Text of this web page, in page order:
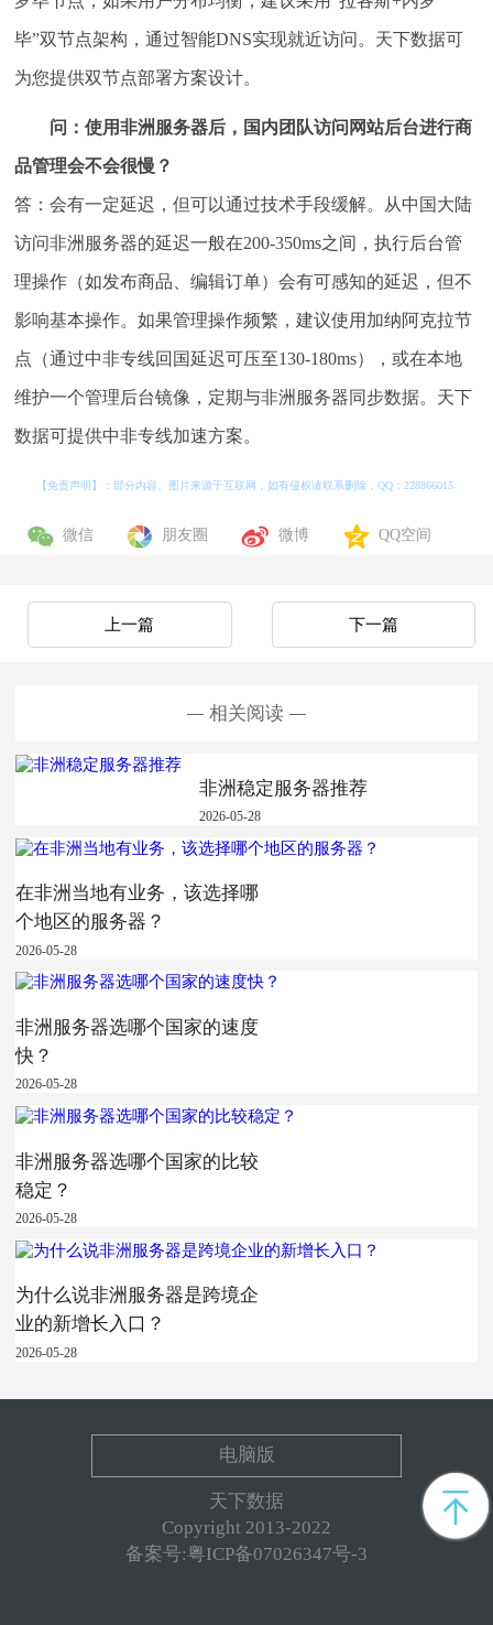
毕”双节点架构，通过智能DNS实现就近访问。天下数据可
为您提供双节点部署方案设计。
问：使用非洲服务器后，国内团队访问网站后台进行商
品管理会不会很慢？
答：会有一定延迟，但可以通过技术手段缓解。从中国大陆
访问非洲服务器的延迟一般在200-350ms之间，执行后台管
理操作（如发布商品、编辑订单）会有可感知的延迟，但不
影响基本操作。如果管理操作频繁，建议使用加纳阿克拉节
点（通过中非专线回国延迟可压至130-180ms），或在本地
维护一个管理后台镜像，定期与非洲服务器同步数据。天下
数据可提供中非专线加速方案。
【免责声明】：部分内容、图片来源于互联网，如有侵权请联系删除，QQ：228866015
微信 朋友圈 微博 QQ空间
下一篇
上一篇
相关阅读
非洲稳定服务器推荐
2026-05-28
在非洲当地有业务，该选择哪
个地区的服务器？
2026-05-28
非洲服务器选哪个国家的速度
快？
2026-05-28
非洲服务器选哪个国家的比较
稳定？
2026-05-28
为什么说非洲服务器是跨境企
业的新增长入口？
2026-05-28
电脑版
天下数据
Copyright 2013-2022
备案号:粤ICP备07026347号-3